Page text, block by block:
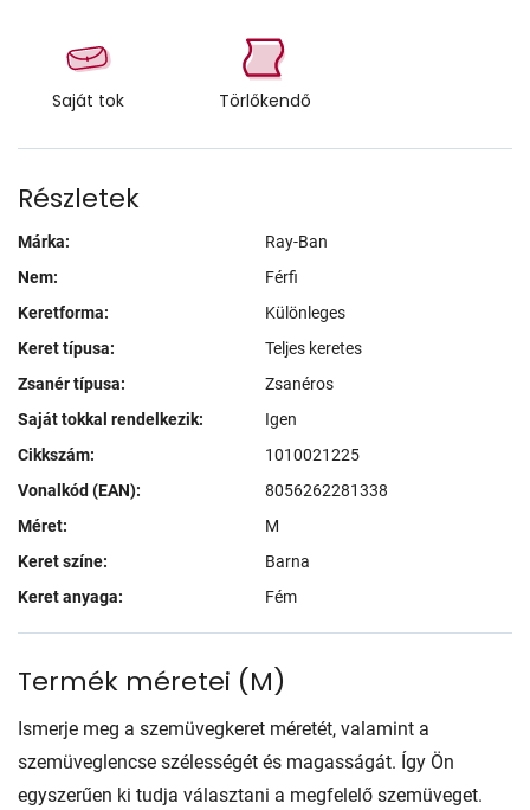
Saját tok Törlőkendő
Részletek
Márka:
Ray-Ban
Nem:
Férfi
Keretforma:
Különleges
Keret típusa:
Teljes keretes
Zsanér típusa:
Zsanéros
Saját tokkal rendelkezik:
Igen
Cikkszám:
1010021225
Vonalkód (EAN):
8056262281338
Méret:
M
Keret színe:
Barna
Keret anyaga:
Fém
Termék méretei (M)
Ismerje meg a szemüvegkeret méretét, valamint a
szemüveglencse szélességét és magasságát. Így Ön
egyszerűen ki tudja választani a megfelelő szemüveget.